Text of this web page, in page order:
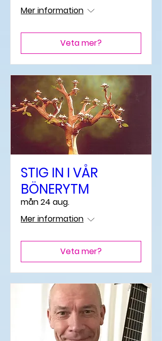
Mer information
Veta mer?
STIG IN I VÅR
BÖNERYTM
mån 24 aug.
Mer information
Veta mer?